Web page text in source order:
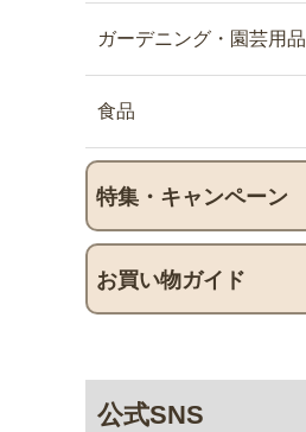
ガーデニング・園芸用品
食品
特集・キャンペーン
お買い物ガイド
公式SNS